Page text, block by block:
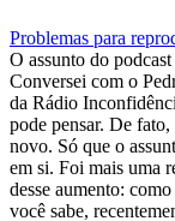
Problemas para
O assunto do
Conversei com o
da Rádio
pode pensar. De
novo. Só que o
em si. Foi mais uma
desse aumento:
você sabe,